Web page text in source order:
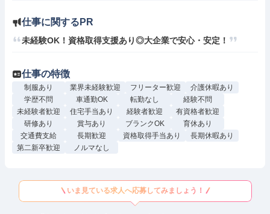
仕事に関するPR
未経験OK！資格取得支援あり◎大企業で安心・安定！
仕事の特徴
制服あり 業界未経験歓迎 フリーター歓迎
介護休暇あり
学歴不問
車通勤OK 転勤なし
経験不問
未経験者歓迎
住宅手当あり 経験者歓迎
有資格者歓迎
研修あり
賞与あり ブランクOK
育休あり
交通費支給
長期歓迎 資格取得手当あり
長期休暇あり
第二新卒歓迎
ノルマなし
いま見ている求人へ応募してみましょう！